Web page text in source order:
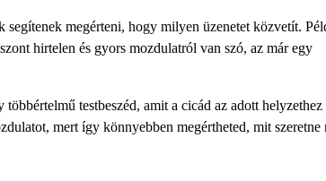
megérteni, hogy milyen üzenetet közvetít.
hirtelen és gyors mozdulatról van szó, az már egy
testbeszéd, amit a cicád az adott
mert így könnyebben megértheted, mit szeretne